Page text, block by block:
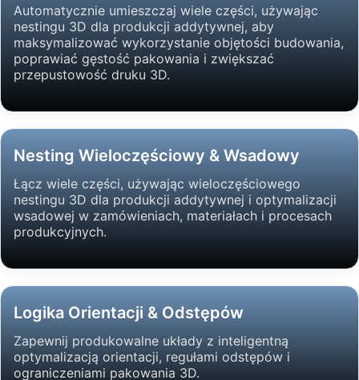
Automatycznie umieszczaj wiele części, używając
nestingu 3D dla produkcji addytywnej, aby
maksymalizować wykorzystanie objętości budowania,
poprawiać gęstość pakowania i zwiększać
przepustowość druku 3D.
Nesting Wieloczęściowy & Wsadowy
Łącz wiele części, używając wieloczęściowego
nestingu 3D dla produkcji addytywnej i optymalizacji
wsadowej w zamówieniach, materiałach i procesach
produkcyjnych.
Logika Orientacji & Odstępów
Zapewnij produkowalne układy z inteligentną
optymalizacją orientacji, regułami odstępów i
ograniczeniami pakowania 3D.